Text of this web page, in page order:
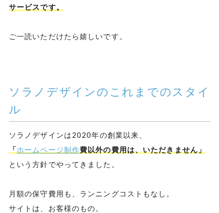
サービスです。
ご一読いただけたら嬉しいです。
ソラノデザインのこれまでのスタイ
ル
ソラノデザインは2020年の創業以来、
「ホームページ制作費以外の費用は、いただきません」
という方針でやってきました。
月額の保守費用も、ランニングコストもなし。
サイトは、お客様のもの。